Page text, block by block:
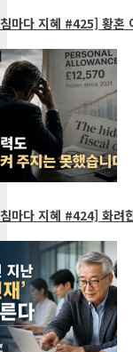
마다 지혜 #425] 황혼
마다 지혜 #424] 화려